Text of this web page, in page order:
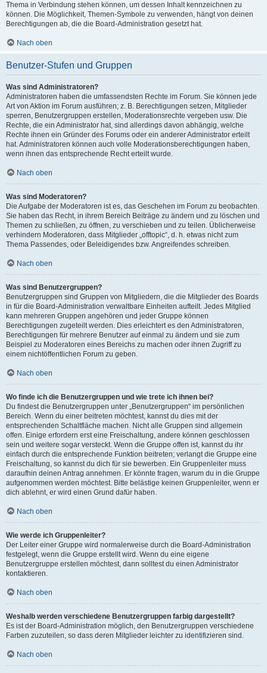
Thema in Verbindung stehen können, um dessen Inhalt kennzeichnen zu
können. Die Möglichkeit, Themen-Symbole zu verwenden, hängt von deinen
Berechtigungen ab, die die Board-Administration gesetzt hat.
Nach oben
Benutzer-Stufen und Gruppen
Was sind Administratoren?
Administratoren haben die umfassendsten Rechte im Forum. Sie können jede
Art von Aktion im Forum ausführen; z. B. Berechtigungen setzen, Mitglieder
sperren, Benutzergruppen erstellen, Moderationsrechte vergeben usw. Die
Rechte, die ein Administrator hat, sind allerdings davon abhängig, welche
Rechte ihnen ein Gründer des Forums oder ein anderer Administrator erteilt
hat. Administratoren können auch volle Moderationsberechtigungen haben,
wenn ihnen das entsprechende Recht erteilt wurde.
Nach oben
Was sind Moderatoren?
Die Aufgabe der Moderatoren ist es, das Geschehen im Forum zu beobachten.
Sie haben das Recht, in ihrem Bereich Beiträge zu ändern und zu löschen und
Themen zu schließen, zu öffnen, zu verschieben und zu teilen. Üblicherweise
verhindern Moderatoren, dass Mitglieder „offtopic“, d. h. etwas nicht zum
Thema Passendes, oder Beleidigendes bzw. Angreifendes schreiben.
Nach oben
Was sind Benutzergruppen?
Benutzergruppen sind Gruppen von Mitgliedern, die die Mitglieder des Boards
in für die Board-Administration verwaltbare Einheiten aufteilt. Jedes Mitglied
kann mehreren Gruppen angehören und jeder Gruppe können
Berechtigungen zugeteilt werden. Dies erleichtert es den Administratoren,
Berechtigungen für mehrere Benutzer auf einmal zu ändern und sie zum
Beispiel zu Moderatoren eines Bereichs zu machen oder ihnen Zugriff zu
einem nichtöffentlichen Forum zu geben.
Nach oben
Wo finde ich die Benutzergruppen und wie trete ich ihnen bei?
Du findest die Benutzergruppen unter „Benutzergruppen“ im persönlichen
Bereich. Wenn du einer beitreten möchtest, kannst du dies mit der
entsprechenden Schaltfläche machen. Nicht alle Gruppen sind allgemein
offen. Einige erfordern erst eine Freischaltung, andere können geschlossen
sein und weitere sogar versteckt. Wenn die Gruppe offen ist, kannst du ihr
einfach durch die entsprechende Funktion beitreten; verlangt die Gruppe eine
Freischaltung, so kannst du dich für sie bewerben. Ein Gruppenleiter muss
daraufhin deinen Antrag annehmen. Er könnte fragen, warum du in die Gruppe
aufgenommen werden möchtest. Bitte belästige keinen Gruppenleiter, wenn er
dich ablehnt, er wird einen Grund dafür haben.
Nach oben
Wie werde ich Gruppenleiter?
Der Leiter einer Gruppe wird normalerweise durch die Board-Administration
festgelegt, wenn die Gruppe erstellt wird. Wenn du eine eigene
Benutzergruppe erstellen möchtest, dann solltest du einen Administrator
kontaktieren.
Nach oben
Weshalb werden verschiedene Benutzergruppen farbig dargestellt?
Es ist der Board-Administration möglich, den Benutzergruppen verschiedene
Farben zuzuteilen, so dass deren Mitglieder leichter zu identifizieren sind.
Nach oben